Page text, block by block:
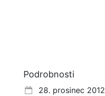
Podrobnosti
28. prosinec 2012